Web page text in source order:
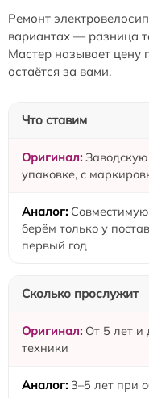
Ремонт
вариантах — разница
Мастер называет цену
остаётся за вами.
Что ставим
упаковке, с
берём только у
первый год
Сколько прослужит
От 5 лет и
техники
3–5 лет при